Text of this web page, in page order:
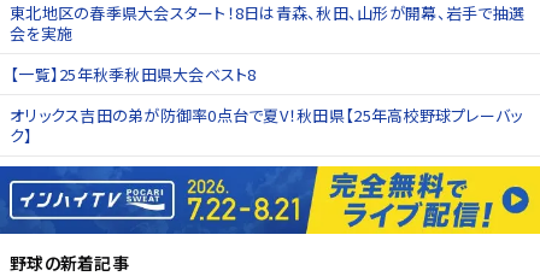
東北地区の春季県大会スタート！8日は青森、秋田、山形が開幕、岩手で抽選
会を実施
【一覧】25年秋季秋田県大会ベスト8
オリックス吉田の弟が防御率0点台で夏V！秋田県【25年高校野球プレーバッ
ク】
野球の新着記事